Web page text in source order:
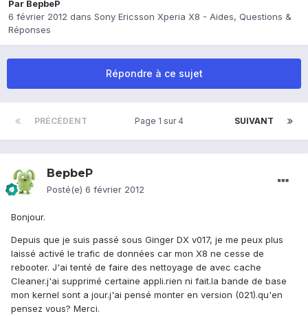
Par BepbeP
6 février 2012 dans Sony Ericsson Xperia X8 - Aides, Questions &
Réponses
Répondre à ce sujet
PRÉCÉDENT SUIVANT
Page 1 sur 4
BepbeP
Posté(e) 6 février 2012
Bonjour.
Depuis que je suis passé sous Ginger DX v017, je me peux plus
laissé activé le trafic de données car mon X8 ne cesse de
rebooter. J'ai tenté de faire des nettoyage de avec cache
Cleaner.j'ai supprimé certaine appli.rien ni fait.la bande de base
mon kernel sont a jour.j'ai pensé monter en version (021).qu'en
pensez vous? Merci.